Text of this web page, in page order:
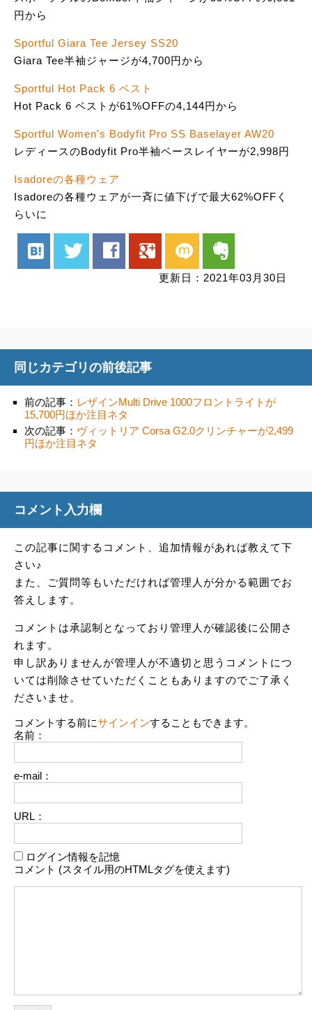
円から
Sportful Giara Tee Jersey SS20
Giara Tee半袖ジャージが4,700円から
Sportful Hot Pack 6 ベスト
Hot Pack 6 ベストが61%OFFの4,144円から
Sportful Women's Bodyfit Pro SS Baselayer AW20
レディースのBodyfit Pro半袖ベースレイヤーが2,998円
Isadoreの各種ウェア
Isadoreの各種ウェアが一斉に値下げで最大62%OFFく
らいに
hatenabookmark twitter facebook google mixi evernote
更新日：2021年03月30日
同じカテゴリの前後記事
前の記事： レザインMulti Drive 1000フロントライトが
15,700円ほか注目ネタ
次の記事： ヴィットリア Corsa G2.0クリンチャーが2,499
円ほか注目ネタ
コメント入力欄
この記事に関するコメント、追加情報があれば教えて下
さい♪
また、ご質問等もいただければ管理人が分かる範囲でお
答えします。
コメントは承認制となっており管理人が確認後に公開さ
れます。
申し訳ありませんが管理人が不適切と思うコメントにつ
いては削除させていただくこともありますのでご了承く
ださいませ。
コメントする前にサインインすることもできます。
名前：
e-mail：
URL：
ログイン情報を記憶
コメント (スタイル用のHTMLタグを使えます)